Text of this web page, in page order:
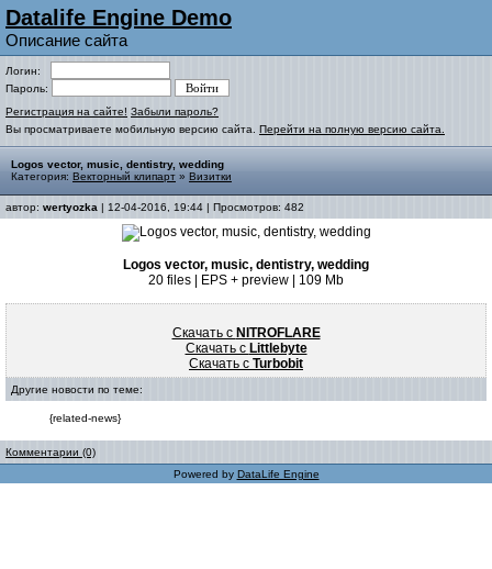
Datalife Engine Demo
Описание сайта
Логин:
Пароль:
Регистрация на сайте! Забыли пароль?
Вы просматриваете мобильную версию сайта. Перейти на полную версию сайта.
Logos vector, music, dentistry, wedding
Категория: Векторный клипарт » Визитки
автор: wertyozka | 12-04-2016, 19:44 | Просмотров: 482
Logos vector, music, dentistry, wedding
20 files | EPS + preview | 109 Mb
Скачать с NITROFLARE
Скачать с Littlebyte
Скачать с Turbobit
Другие новости по теме:
{related-news}
Комментарии (0)
Powered by DataLife Engine